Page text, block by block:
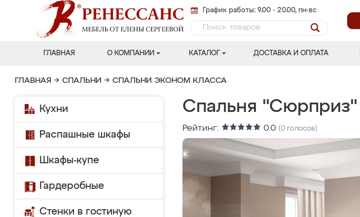
График работы: 9.00 - 20.00, пн-вс
ГЛАВНАЯ О КОМПАНИИ КАТАЛОГ ДОСТАВКА И ОПЛАТА
ГЛАВНАЯ → СПАЛЬНИ → СПАЛЬНИ ЭКОНОМ КЛАССА
Кухни
Распашные шкафы
Шкафы-купе
Гардеробные
Стенки в гостиную
Спальня "Сюрприз"
Рейтинг: 0.0 (0 голосов)